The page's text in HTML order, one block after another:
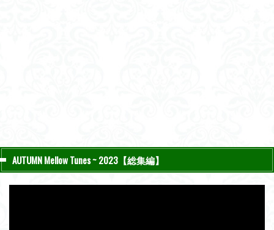
AUTUMN Mellow Tunes ~ 2023【総集編】